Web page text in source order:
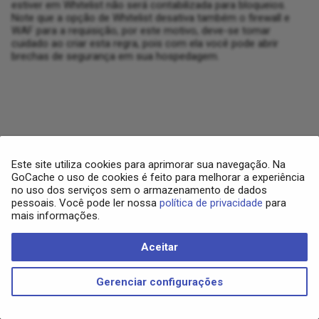
d
o
b
c
a
Identificação do usuário
Histórico
Usuários e
Permissionamento
Resolução de Problemas
Cifras
DDos Protection
Firewall
Histórico
Informações do Plano
Load Balancer
Log Stream
estiver em Whitelist não será contabilizada para bloqueios.
Note que a opção de Whitelist desativa também o firewall e
WAF para a requisição, por este motivo, deve-se tomar
cuidado ao criar esta regra, pois com ela você pode abrir
brechas de segurança em sua hospedagem.
Copyright © 2025 - GoCache
Made withMaterial for MkDocs
Este site utiliza cookies para aprimorar sua navegação. Na
GoCache o uso de cookies é feito para melhorar a experiência
no uso dos serviços sem o armazenamento de dados
pessoais. Você pode ler nossa política de privacidade para
mais informações.
Aceitar
Gerenciar configurações